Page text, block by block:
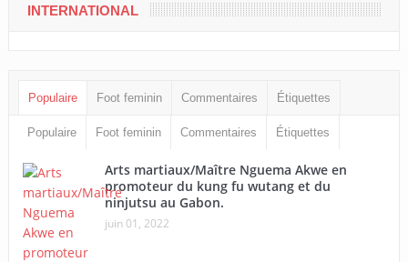
INTERNATIONAL
Populaire Foot feminin Commentaires Étiquettes
Populaire Foot feminin Commentaires Étiquettes
Arts martiaux/Maître Nguema Akwe en
promoteur du kung fu wutang et du
ninjutsu au Gabon.
juin 01, 2022